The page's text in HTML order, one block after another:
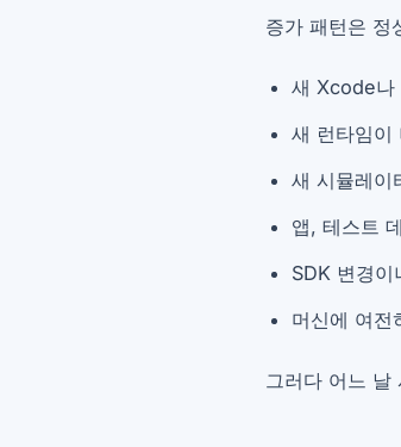
증가 패턴은 정
새 Xcode나
새 런타임이
새 시뮬레이
앱, 테스트
SDK 변경
머신에 여전
그러다 어느 날